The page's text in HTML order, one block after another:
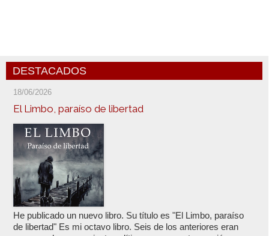
DESTACADOS
18/06/2026
El Limbo, paraíso de libertad
He publicado un nuevo libro. Su título es "El Limbo, paraíso
de libertad" Es mi octavo libro. Seis de los anteriores eran